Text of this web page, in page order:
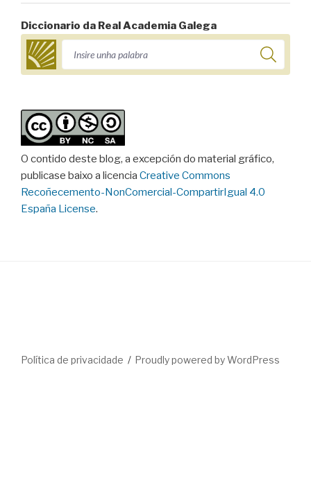
Diccionario da Real Academia Galega
O contido deste blog, a excepción do material gráfico,
publicase baixo a licencia Creative Commons
Recoñecemento-NonComercial-CompartirIgual 4.0
España License.
Política de privacidade Proudly powered by WordPress